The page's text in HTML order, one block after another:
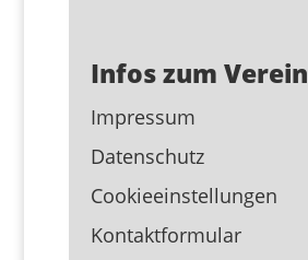
Infos zum Verein
Impressum
Datenschutz
Cookieeinstellungen
Kontaktformular